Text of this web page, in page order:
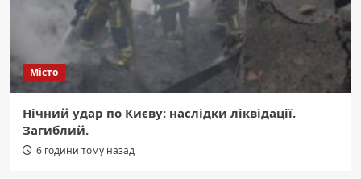
Місто
Нічний удар по Києву: наслідки ліквідації.
Загиблий.
6 години тому назад